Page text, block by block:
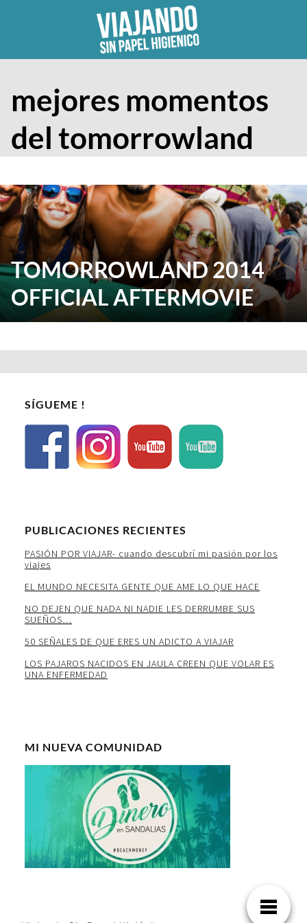
mejores momentos
del tomorrowland
TOMORROWLAND 2014
OFFICIAL AFTERMOVIE
SÍGUEME !
PUBLICACIONES RECIENTES
PASIÓN POR VIAJAR- cuando descubrí mi pasión por los
viajes
EL MUNDO NECESITA GENTE QUE AME LO QUE HACE
NO DEJEN QUE NADA NI NADIE LES DERRUMBE SUS
SUEÑOS…
50 SEÑALES DE QUE ERES UN ADICTO A VIAJAR
LOS PAJAROS NACIDOS EN JAULA CREEN QUE VOLAR ES
UNA ENFERMEDAD
MI NUEVA COMUNIDAD